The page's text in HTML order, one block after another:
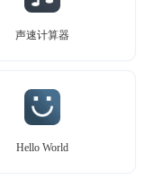
声速计算器
Hello World